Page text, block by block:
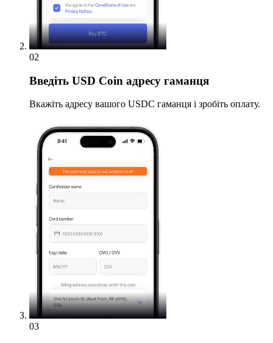
02
Введіть USD Coin адресу гаманця
Вкажіть адресу вашого USDC гаманця і зробіть оплату.
03